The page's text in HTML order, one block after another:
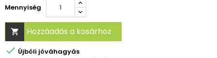
Mennyiség
 Hozzáadás a kosárhoz
 Újbóli jóváhagyás